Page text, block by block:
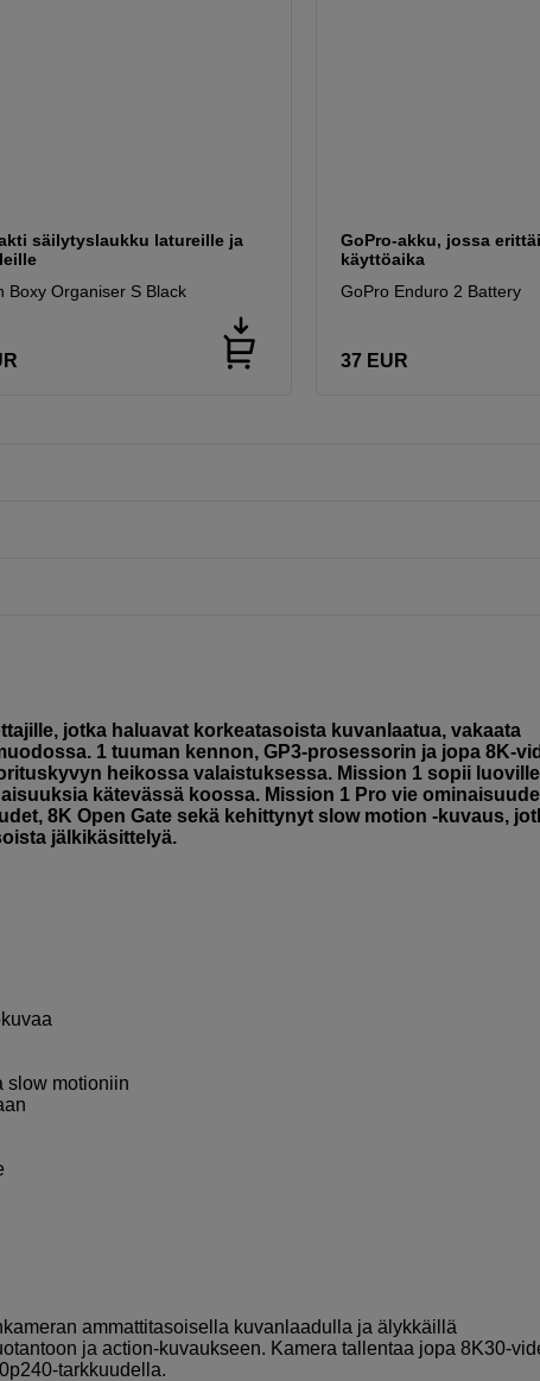
säilytyslaukku latureille ja
Boxy Organiser S Black
GoPro-akku, jossa
käyttöaika
GoPro Enduro 2 Battery
37 EUR
jotka haluavat korkeatasoista kuvanlaatua, vakaata
1 tuuman kennon, GP3-prosessorin ja jopa 8K-
heikossa valaistuksessa. Mission 1 sopii luoville
kätevässä koossa. Mission 1 Pro vie
8K Open Gate sekä kehittynyt slow motion -kuvaus,
jälkikäsittelyä.
slow motioniin
ammattitasoisella kuvanlaadulla ja älykkäillä
ja action-kuvaukseen. Kamera tallentaa jopa 8K30-
tarkkuudella.